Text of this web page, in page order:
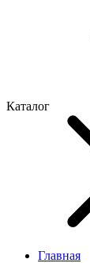
Каталог
Главная